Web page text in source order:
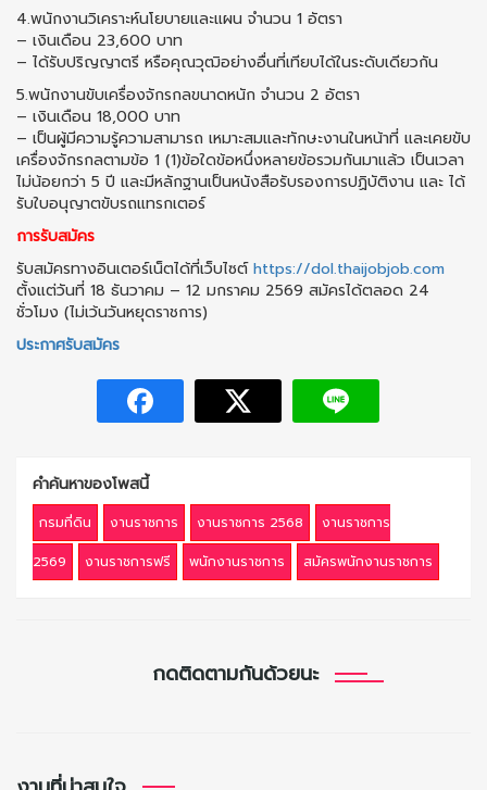
4.พนักงานวิเคราะห์นโยบายและแผน จำนวน 1 อัตรา
– เงินเดือน 23,600 บาท
– ได้รับปริญญาตรี หรือคุณวุฒิอย่างอื่นที่เทียบได้ในระดับเดียวกัน
5.พนักงานขับเครื่องจักรกลขนาดหนัก จำนวน 2 อัตรา
– เงินเดือน 18,000 บาท
– เป็นผู้มีความรู้ความสามารถ เหมาะสมและทักษะงานในหน้าที่ และเคยขับ
เครื่องจักรกลตามข้อ 1 (1)ข้อใดข้อหนึ่งหลายข้อรวมกันมาแล้ว เป็นเวลา
ไม่น้อยกว่า 5 ปี และมีหลักฐานเป็นหนังสือรับรองการปฏิบัติงาน และ ได้
รับใบอนุญาตขับรถแทรกเตอร์
การรับสมัคร
รับสมัครทางอินเตอร์เน็ตได้ที่เว็บไซต์https://dol.thaijobjob.com
ตั้งแต่วันที่ 18 ธันวาคม – 12 มกราคม 2569 สมัครได้ตลอด 24
ชั่วโมง (ไม่เว้นวันหยุดราชการ)
ประกาศรับสมัคร
คำค้นหาของโพสนี้
กรมที่ดิน งานราชการ งานราชการ 2568
งานราชการ
2569
งานราชการฟรี พนักงานราชการ สมัครพนักงานราชการ
กดติดตามกันด้วยนะ